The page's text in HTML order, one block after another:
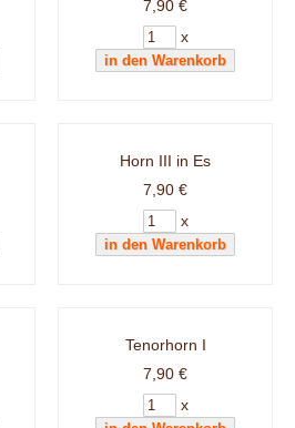
7,90 €
x
Horn III in Es
7,90 €
x
Tenorhorn I
7,90 €
x